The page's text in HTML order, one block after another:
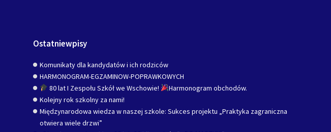
Ostatniewpisy
Komunikaty dla kandydatów i ich rodziców
HARMONOGRAM-EGZAMINOW-POPRAWKOWYCH
80 lat I Zespołu Szkół we Wschowie!
Harmonogram obchodów.
Kolejny rok szkolny za nami!
Międzynarodowa wiedza w naszej szkole: Sukces projektu „Praktyka zagraniczna
otwiera wiele drzwi”